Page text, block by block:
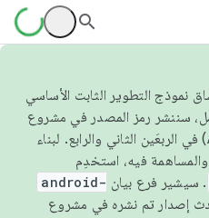
ولضمان اتّساق نموذج التطوير الثابت الأساسي
سننشر رمز المصدر في مشروع
Android مفتوح المصدر (AOSP) في الربعَين الثاني والرابع. لبناء
. سيشير فرع بيان android-
إصدار تم نشره في مشروع